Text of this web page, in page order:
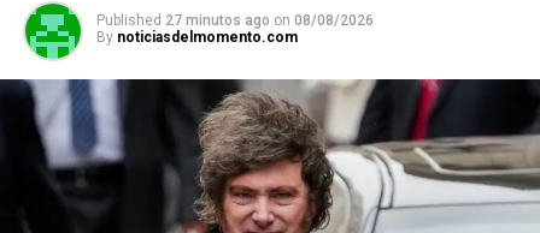
Published 27 minutos ago on 08/08/2026
By noticiasdelmomento.com